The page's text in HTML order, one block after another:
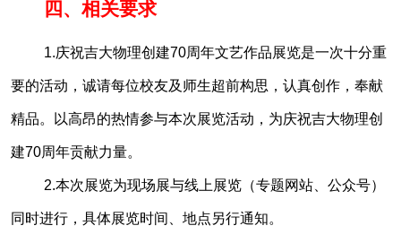
四、相关要求
1.庆祝吉大物理创建70周年文艺作品展览是一次十分重
要的活动，诚请每位校友及师生超前构思，认真创作，奉献
精品。以高昂的热情参与本次展览活动，为庆祝吉大物理创
建70周年贡献力量。
2.本次展览为现场展与线上展览（专题网站、公众号）
同时进行，具体展览时间、地点另行通知。